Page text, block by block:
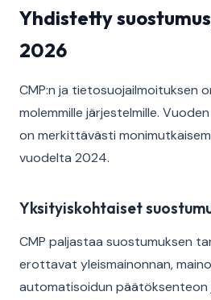
Yhdistetty
2026
CMP:n ja tietosuojailmoituksen
molemmille järjestelmille.
on merkittävästi
vuodelta 2024.
Yksityiskohtaiset
CMP paljastaa suostumuksen
erottavat yleismainonnan,
automatisoidun päätöksenteon